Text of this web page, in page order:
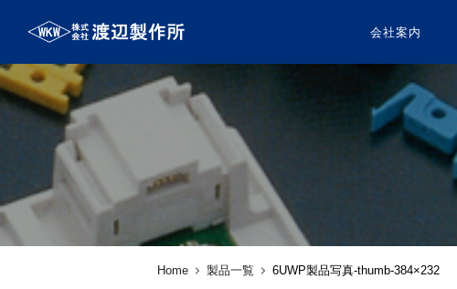
会社案内
Home 製品一覧 6UWP製品写真-thumb-384×232